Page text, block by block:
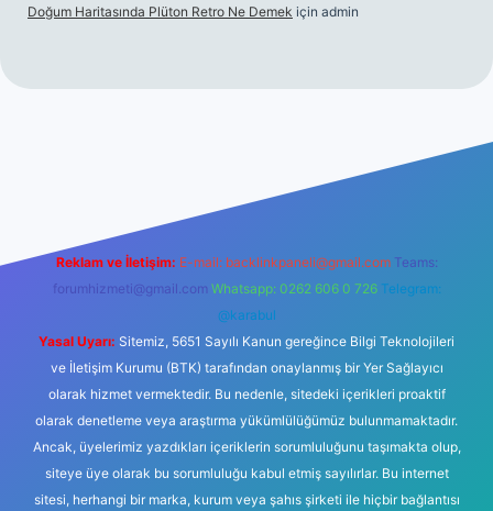
Doğum Haritasında Plüton Retro Ne Demek için admin
Reklam ve İletişim: E-mail: backlinkpaneli@gmail.com Teams:
forumhizmeti@gmail.com Whatsapp: 0262 606 0 726 Telegram:
@karabul
Yasal Uyarı: Sitemiz, 5651 Sayılı Kanun gereğince Bilgi Teknolojileri
ve İletişim Kurumu (BTK) tarafından onaylanmış bir Yer Sağlayıcı
olarak hizmet vermektedir. Bu nedenle, sitedeki içerikleri proaktif
olarak denetleme veya araştırma yükümlülüğümüz bulunmamaktadır.
Ancak, üyelerimiz yazdıkları içeriklerin sorumluluğunu taşımakta olup,
siteye üye olarak bu sorumluluğu kabul etmiş sayılırlar. Bu internet
sitesi, herhangi bir marka, kurum veya şahıs şirketi ile hiçbir bağlantısı